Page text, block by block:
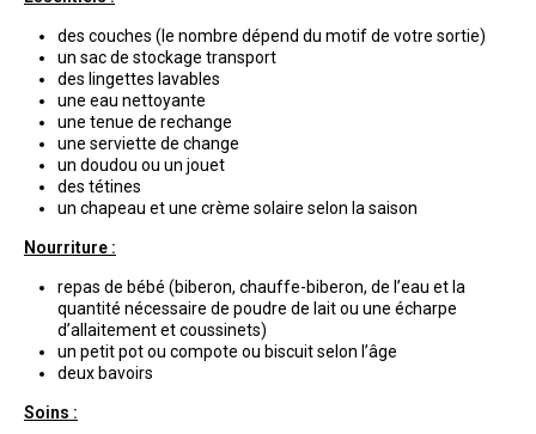
des couches (le nombre dépend du motif de votre sortie)
un sac de stockage transport
des lingettes lavables
une eau nettoyante
une tenue de rechange
une serviette de change
un doudou ou un jouet
des tétines
un chapeau et une crème solaire selon la saison
Nourriture :
repas de bébé (biberon, chauffe-biberon, de l’eau et la
quantité nécessaire de poudre de lait ou une écharpe
d’allaitement et coussinets)
un petit pot ou compote ou biscuit selon l’âge
deux bavoirs
Soins :